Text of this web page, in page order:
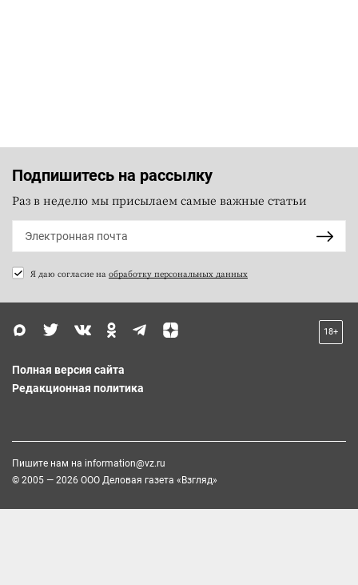
Подпишитесь на рассылку
Раз в неделю мы присылаем самые важные статьи
Я даю согласие на обработку персональных данных
18+
Полная версия сайта
Редакционная политика
Пишите нам на information@vz.ru
© 2005 — 2026 ООО Деловая газета «Взгляд»